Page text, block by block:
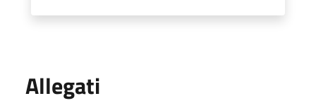
Allegati